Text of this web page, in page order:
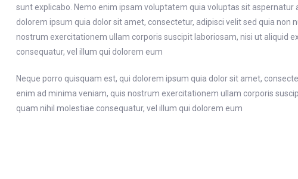
sunt explicabo. Nemo enim ipsam voluptatem quia voluptas sit
dolorem ipsum quia dolor sit amet, consectetur, adipisci velit sed quia
nostrum exercitationem ullam corporis suscipit laboriosam, nisi ut aliquid
consequatur, vel illum qui dolorem eum
Neque porro quisquam est, qui dolorem ipsum quia dolor sit amet,
enim ad minima veniam, quis nostrum exercitationem ullam corporis
quam nihil molestiae consequatur, vel illum qui dolorem eum